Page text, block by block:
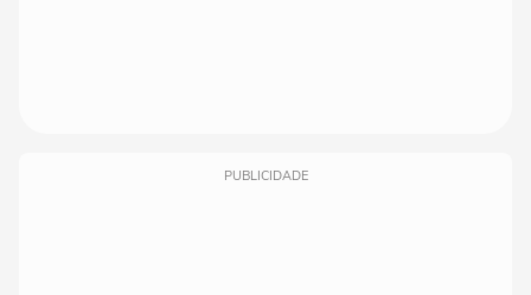
PUBLICIDADE